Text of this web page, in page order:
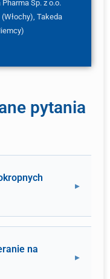
Sp. z o.o.
Takeda
pytania
na